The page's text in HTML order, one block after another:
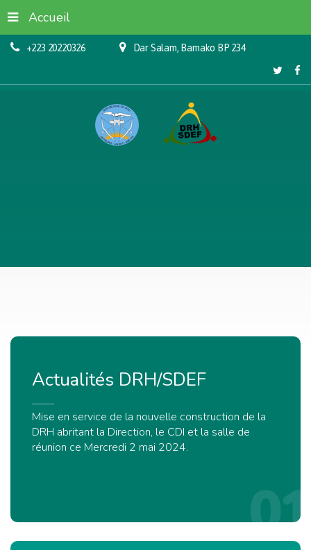
+223 20220326 Dar Salam, Bamako BP 234
Accueil
01
Actualités DRH/SDEF
Mise en service de la nouvelle construction de la
DRH abritant la Direction, le CDI et la salle de
réunion ce Mercredi 2 mai 2024.